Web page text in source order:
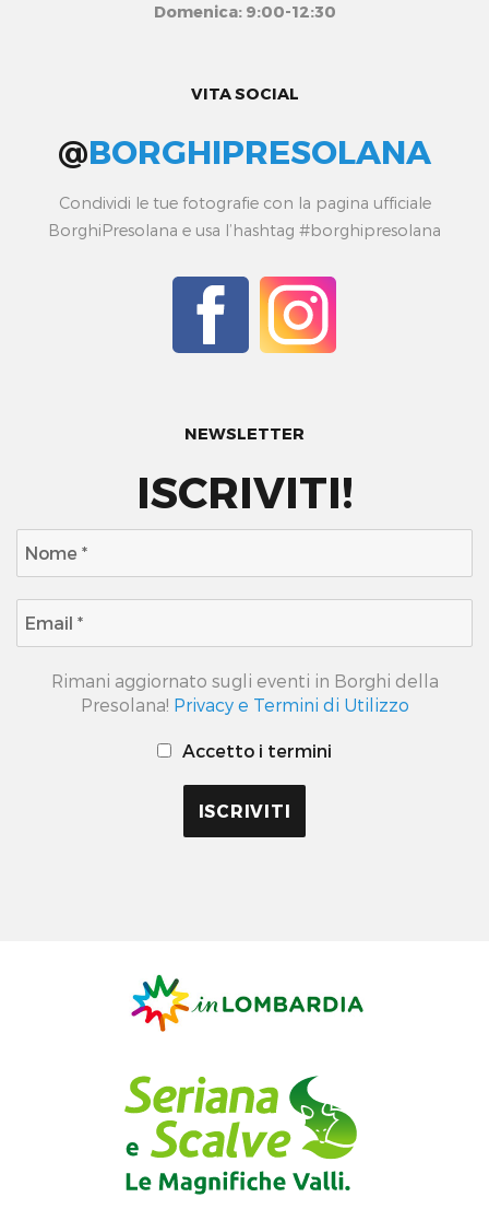
Domenica: 9:00-12:30
VITA SOCIAL
@BORGHIPRESOLANA
Condividi le tue fotografie con la pagina ufficiale
BorghiPresolana e usa l’hashtag #borghipresolana
NEWSLETTER
ISCRIVITI!
Rimani aggiornato sugli eventi in Borghi della
Presolana! Privacy e Termini di Utilizzo
Accetto i termini